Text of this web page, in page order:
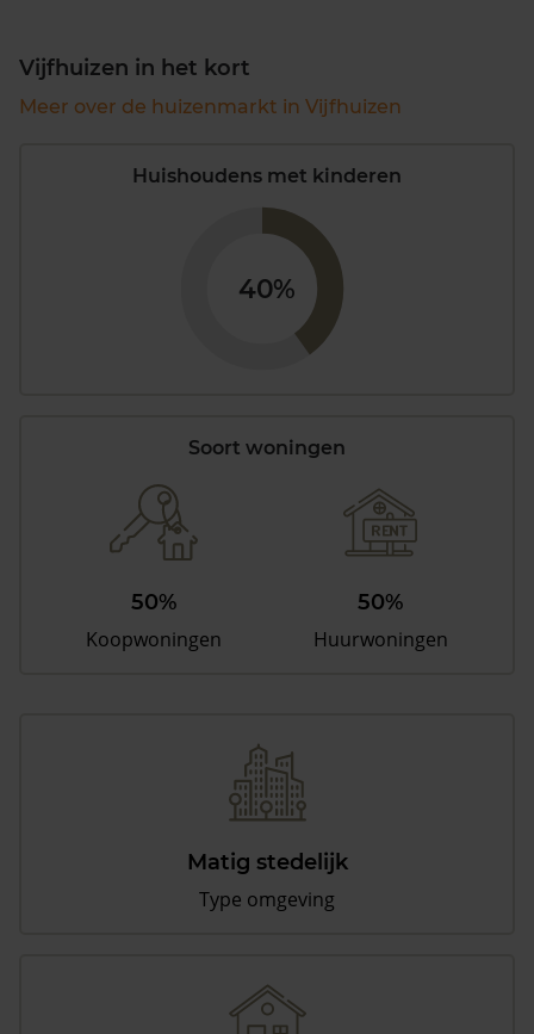
Vijfhuizen in het kort
Meer over de huizenmarkt in Vijfhuizen
Huishoudens met kinderen
40%
Soort woningen
50%
Koopwoningen
50%
Huurwoningen
Matig stedelijk
Type omgeving